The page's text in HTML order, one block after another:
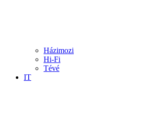
Házimozi
Hi-Fi
Tévé
IT